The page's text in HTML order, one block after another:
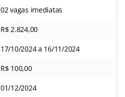
02 vagas imediatas
R$ 2.824,00
17/10/2024 a 16/11/2024
R$ 100,00
01/12/2024